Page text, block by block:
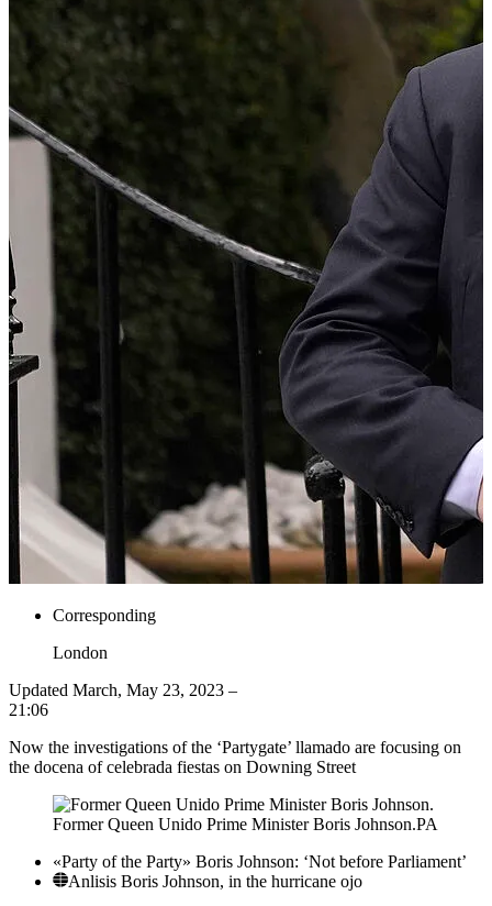
Corresponding
London
Updated March, May 23, 2023 –
21:06
Now the investigations of the ‘Partygate’ llamado are focusing on
the docena of celebrada fiestas on Downing Street
Former Queen Unido Prime Minister Boris Johnson.PA
«Party of the Party» Boris Johnson: ‘Not before Parliament’
Anlisis Boris Johnson, in the hurricane ojo